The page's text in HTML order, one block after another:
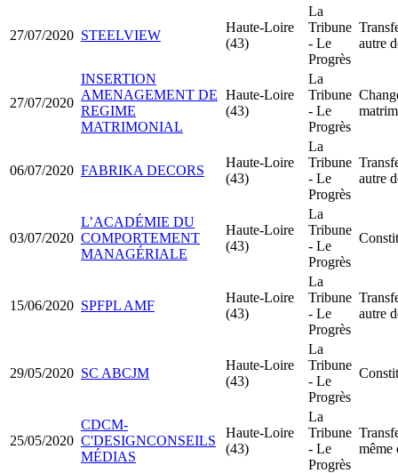
27/07/2020 STEELVIEW
Haute-Loire
(43)
La
Tribune
- Le
Progrès
autre
27/07/2020
INSERTION
AMENAGEMENT DE
REGIME
MATRIMONIAL
Haute-Loire
(43)
La
Tribune
- Le
Progrès
06/07/2020 FABRIKA DECORS
Haute-Loire
(43)
La
Tribune
- Le
Progrès
autre
03/07/2020
L’ACADÉMIE DU
COMPORTEMENT
MANAGÉRIALE
Haute-Loire
(43)
La
Tribune
- Le
Progrès
15/06/2020 SPFPL AMF
Haute-Loire
(43)
La
Tribune
- Le
Progrès
autre
29/05/2020 SC ABCJM
Haute-Loire
(43)
La
Tribune
- Le
Progrès
25/05/2020
CDCM-
C'DESIGNCONSEILS
MÉDIAS
Haute-Loire
(43)
La
Tribune
- Le
Progrès
même